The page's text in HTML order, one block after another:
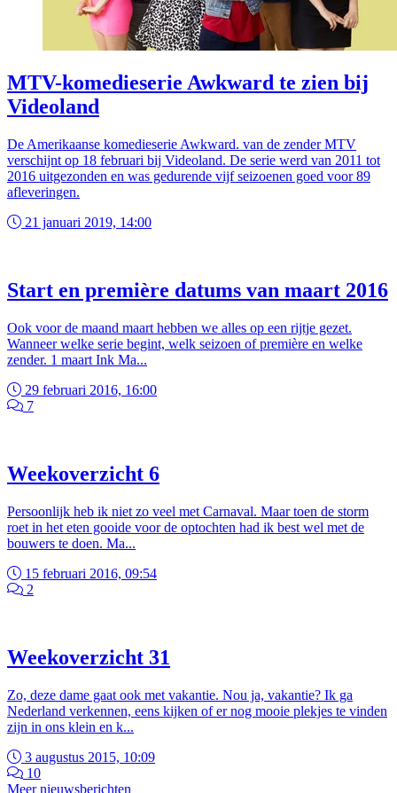
MTV-komedieserie Awkward te zien bij
Videoland
De Amerikaanse komedieserie Awkward. van de zender MTV
verschijnt op 18 februari bij Videoland. De serie werd van 2011 tot
2016 uitgezonden en was gedurende vijf seizoenen goed voor 89
afleveringen.
21 januari 2019, 14:00
Start en première datums van maart 2016
Ook voor de maand maart hebben we alles op een rijtje gezet.
Wanneer welke serie begint, welk seizoen of première en welke
zender. 1 maart Ink Ma...
29 februari 2016, 16:00
7
Weekoverzicht 6
Persoonlijk heb ik niet zo veel met Carnaval. Maar toen de storm
roet in het eten gooide voor de optochten had ik best wel met de
bouwers te doen. Ma...
15 februari 2016, 09:54
2
Weekoverzicht 31
Zo, deze dame gaat ook met vakantie. Nou ja, vakantie? Ik ga
Nederland verkennen, eens kijken of er nog mooie plekjes te vinden
zijn in ons klein en k...
3 augustus 2015, 10:09
10
Meer nieuwsberichten